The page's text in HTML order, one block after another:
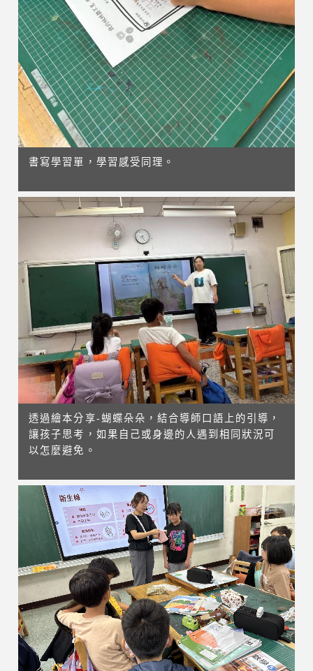
書寫學習單，學習感受同理。
透過繪本分享-蝴蝶朵朵，結合導師口語上的引導，
讓孩子思考，如果自己或身邊的人遇到相同狀況可
以怎麼避免。